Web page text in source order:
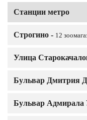
Станции метро
Строгино - 12
Улица
Бульвар Дмитрия
Бульвар Адмирала